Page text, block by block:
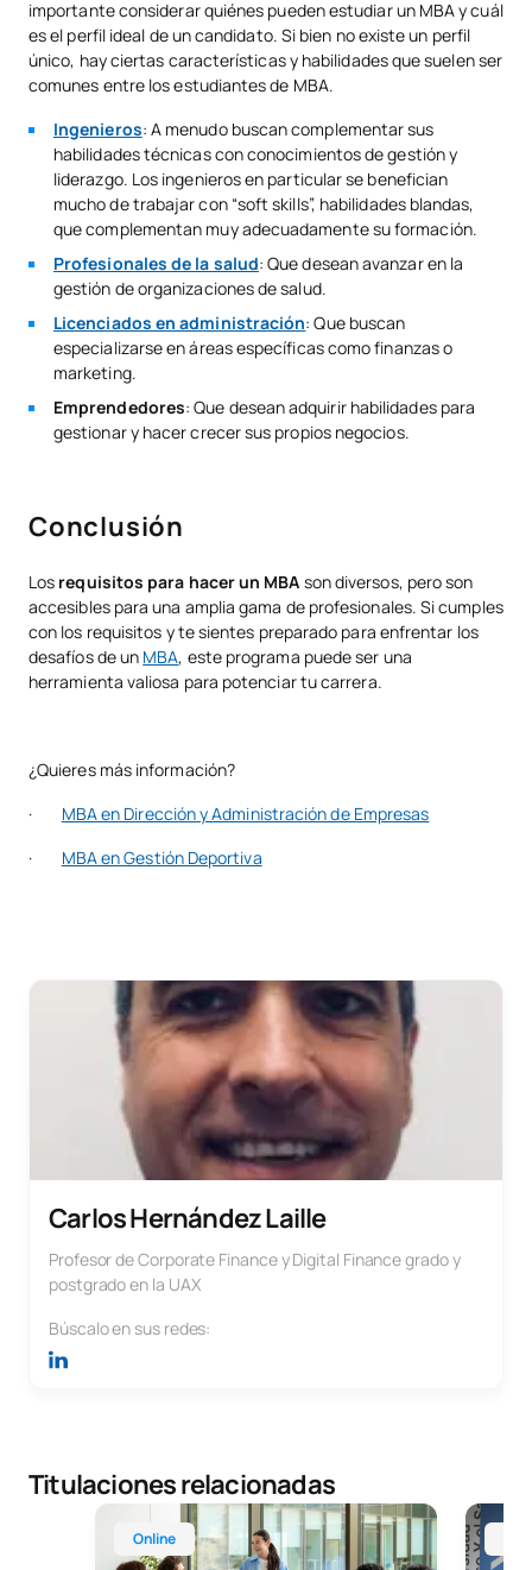
importante considerar quiénes pueden estudiar un MBA y cuál
es el perfil ideal de un candidato. Si bien no existe un perfil
único, hay ciertas características y habilidades que suelen ser
comunes entre los estudiantes de MBA.
Ingenieros: A menudo buscan complementar sus
habilidades técnicas con conocimientos de gestión y
liderazgo. Los ingenieros en particular se benefician
mucho de trabajar con “soft skills”, habilidades blandas,
que complementan muy adecuadamente su formación.
Profesionales de la salud: Que desean avanzar en la
gestión de organizaciones de salud.
Licenciados en administración: Que buscan
especializarse en áreas específicas como finanzas o
marketing.
Emprendedores: Que desean adquirir habilidades para
gestionar y hacer crecer sus propios negocios.
Conclusión
Los requisitos para hacer un MBA son diversos, pero son
accesibles para una amplia gama de profesionales. Si cumples
con los requisitos y te sientes preparado para enfrentar los
desafíos de un MBA, este programa puede ser una
herramienta valiosa para potenciar tu carrera.
¿Quieres más información?
· MBA en Dirección y Administración de Empresas
· MBA en Gestión Deportiva
Carlos Hernández Laille
Profesor de Corporate Finance y Digital Finance grado y
postgrado en la UAX
Búscalo en sus redes:
Titulaciones relacionadas
Online
Máster Universitario Online en Administración y
MBA